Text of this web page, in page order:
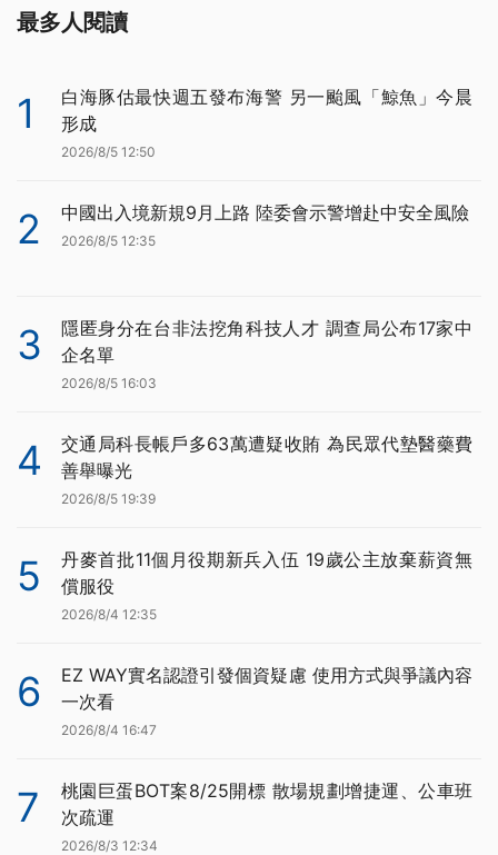
最多人閱讀
1
白海豚估最快週五發布海警 另一颱風「鯨魚」今晨
形成
2026/8/5 12:50
2 中國出入境新規9月上路 陸委會示警增赴中安全風險
2026/8/5 12:35
3
隱匿身分在台非法挖角科技人才 調查局公布17家中
企名單
2026/8/5 16:03
4
交通局科長帳戶多63萬遭疑收賄 為民眾代墊醫藥費
善舉曝光
2026/8/5 19:39
5
丹麥首批11個月役期新兵入伍 19歲公主放棄薪資無
償服役
2026/8/4 12:35
6
EZ WAY實名認證引發個資疑慮 使用方式與爭議內容
一次看
2026/8/4 16:47
7
桃園巨蛋BOT案8/25開標 散場規劃增捷運、公車班
次疏運
2026/8/3 12:34